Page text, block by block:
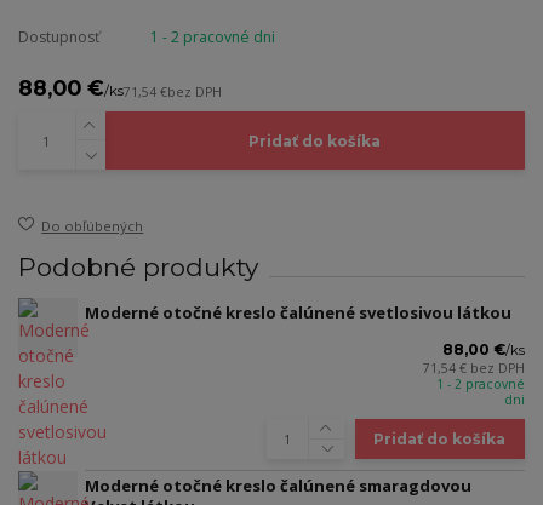
Dostupnosť 1 - 2 pracovné dni
88,00 €/ks71,54 €bez DPH
Pridať do košíka
Do obľúbených
Podobné produkty
Moderné otočné kreslo čalúnené svetlosivou látkou
88,00 €/ks
71,54 € bez DPH
1 - 2 pracovné
dni
Pridať do košíka
Moderné otočné kreslo čalúnené smaragdovou